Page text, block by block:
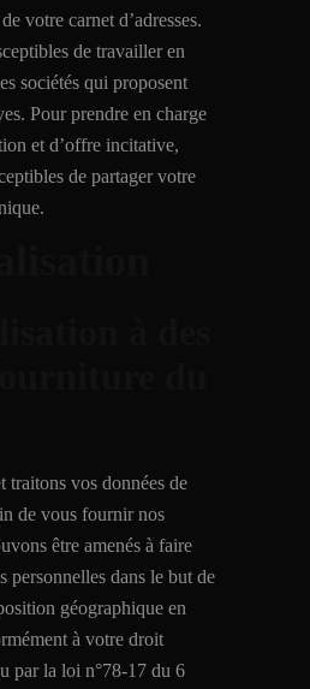
votre carnet d’adresses.
de travailler en
sociétés qui proposent
Pour prendre en charge
et d’offre incitative,
de partager votre
traitons vos données de
de vous fournir nos
être amenés à faire
personnelles dans le but de
géographique en
à votre droit
par la loi n°78-17 du 6